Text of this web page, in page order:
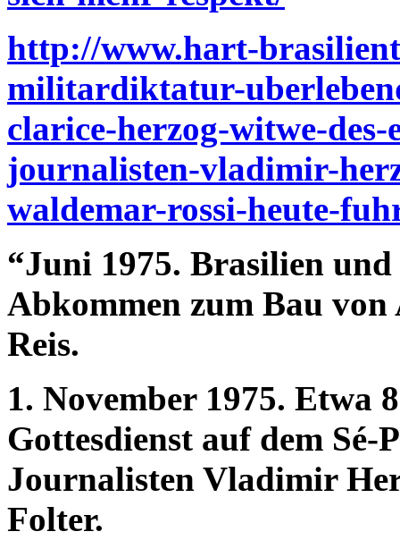
http://www.hart-
militardiktatur-
clarice-herzog-witwe-
journalisten-vladimir-
waldemar-rossi-heute-
“Juni 1975. Brasilien
Abkommen zum Bau
Reis.
1. November 1975. Etwa
Gottesdienst auf dem
Journalisten Vladimir
Folter.